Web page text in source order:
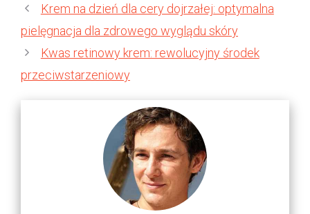
Krem na dzień dla cery dojrzałej: optymalna
pielęgnacja dla zdrowego wyglądu skóry
Kwas retinowy krem: rewolucyjny środek
przeciwstarzeniowy